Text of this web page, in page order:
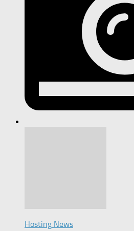
Hosting News